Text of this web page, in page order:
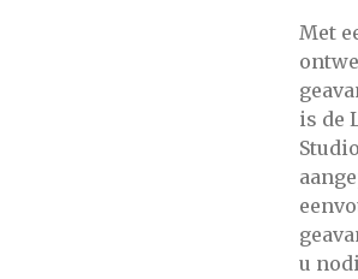
Met
is de
u